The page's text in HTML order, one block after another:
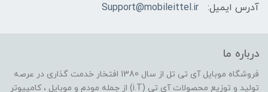
آدرس ایمیل:
Support@mobileittel.ir
درباره ما
فروشگاه موبایل آی تی تل از سال 1380 افتخار خدمت گذاری در عرصه
تولید و توزیع محصولات آی تی (i.T) از جمله مودم و موبایل ، کامپیوتر